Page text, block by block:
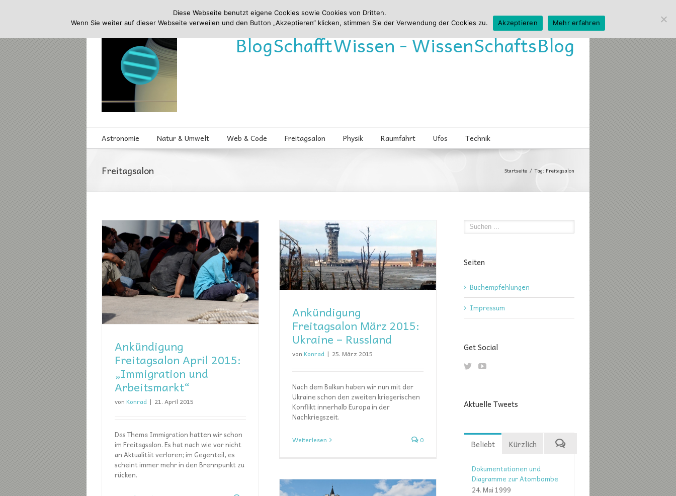
BlogSchafftWissen - WissenSchaftsBlog
Astronomie Natur & Umwelt Web & Code Freitagsalon Physik Raumfahrt Ufos Technik
Freitagsalon Startseite Tag: Freitagsalon
Ankündigung
Freitagsalon April 2015:
„Immigration und
Arbeitsmarkt“
von Konrad | 21. April 2015
Das Thema Immigration hatten wir schon
im Freitagsalon. Es hat nach wie vor nicht
an Aktualität verloren; im Gegenteil, es
scheint immer mehr in den Brennpunkt zu
rücken.
Ankündigung Freitagsalon März 2015:
Ukraine – Russland
Freitagsalon
Ankündigung
Freitagsalon März 2015:
Ukraine – Russland
von Konrad | 25. März 2015
Nach dem Balkan haben wir nun mit der
Ukraine schon den zweiten kriegerischen
Konflikt innerhalb Europa in der
Nachkriegszeit.
Weiterlesen 0
Seiten
Buchempfehlungen
Impressum
Get Social
Aktuelle Tweets
Beliebt Kürzlich
Dokumentationen und
Diagramme zur Atombombe
24. Mai 1999
Diese Webseite benutzt eigene Cookies sowie Cookies von Dritten.
Wenn Sie weiter auf dieser Webseite verweilen und den Button „Akzeptieren“ klicken, stimmen Sie der Verwendung der Cookies zu.
Akzeptieren Mehr erfahren